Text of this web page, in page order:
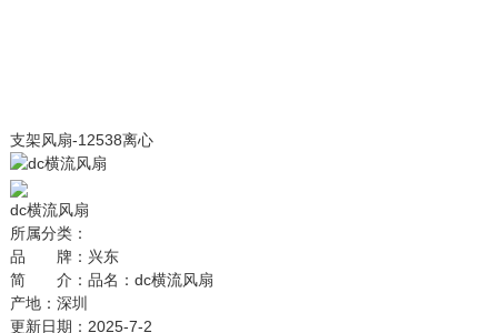
支架风扇-12538离心
dc横流风扇
所属分类：
品 牌： 兴东
简 介： 品名：dc横流风扇
产地：深圳
更新日期： 2025-7-2